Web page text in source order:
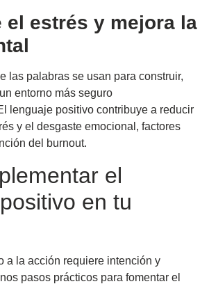
el estrés y mejora la
las palabras se usan para construir,
entorno más seguro
lenguaje positivo contribuye a reducir
y el desgaste emocional, factores
del burnout.
el
en tu
a la acción requiere intención y
pasos prácticos para fomentar el